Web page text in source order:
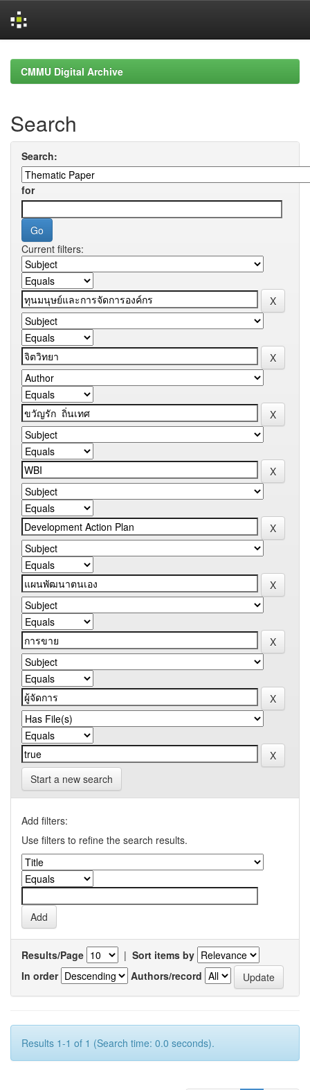
navigationCMMU Digital Archive
Search
Search:
for
Current filters:
Start a new search
Add filters:
Use filters to refine the search results.
Results/Page | Sort items by
In order
Authors/record
Results 1-1 of 1 (Search time: 0.0 seconds).